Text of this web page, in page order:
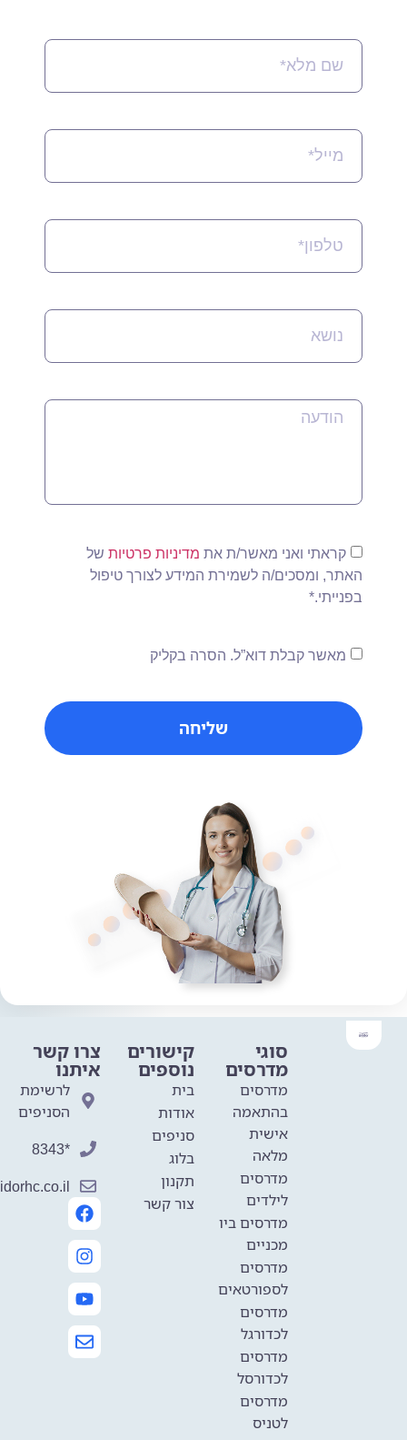
קראתי ואני מאשר/ת את מדיניות פרטיות של
האתר, ומסכים/ה לשמירת המידע לצורך טיפול
בפנייתי.*
מאשר קבלת דוא”ל. הסרה בקליק
שליחה
סוגי
מדרסים
מדרסים
בהתאמה
אישית
מלאה
מדרסים
לילדים
מדרסים ביו
מכניים
מדרסים
לספורטאים
מדרסים
לכדורגל
מדרסים
לכדורסל
מדרסים
לטניס
קישורים
נוספים
בית
אודות
סניפים
בלוג
תקנון
צור קשר
צרו קשר
איתנו
לרשימת
הסניפים
*8343